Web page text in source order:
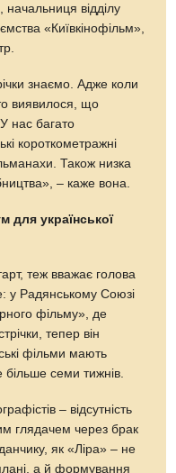
відділу
«Київкінофільм»,
знаємо. Адже коли
виявилося, що
нас багато
короткометражні
Також низка
– каже вона.
для української
теж вважає голова
у Радянському Союзі
фільму», де
тепер він
фільми мають
семи тижнів.
– відсутність
глядачем через брак
як «Ліра» – не
а й формування